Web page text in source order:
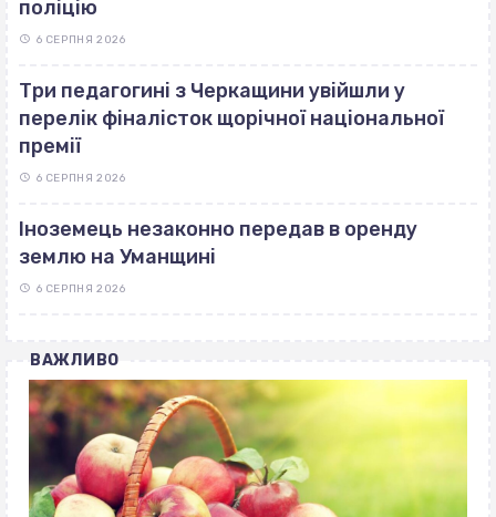
поліцію
6 СЕРПНЯ 2026
Три педагогині з Черкащини увійшли у
перелік фіналісток щорічної національної
премії
6 СЕРПНЯ 2026
Іноземець незаконно передав в оренду
землю на Уманщині
6 СЕРПНЯ 2026
ВАЖЛИВО